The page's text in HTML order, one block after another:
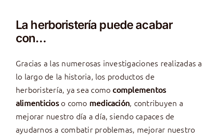
La herboristería puede acabar
con…
Gracias a las numerosas investigaciones realizadas a
lo largo de la historia, los productos de
herboristería, ya sea comocomplementos
alimenticioso como medicación, contribuyen a
mejorar nuestro día a día, siendo capaces de
ayudarnos a combatir problemas, mejorar nuestro